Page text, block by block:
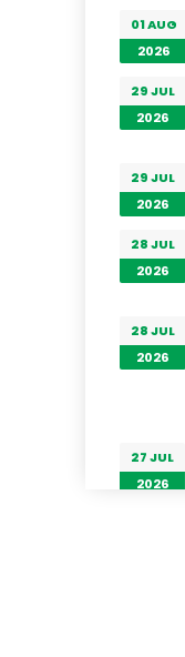
01 AUG
2026
29 JUL
2026
29 JUL
2026
28 JUL
2026
28 JUL
2026
27 JUL
2026